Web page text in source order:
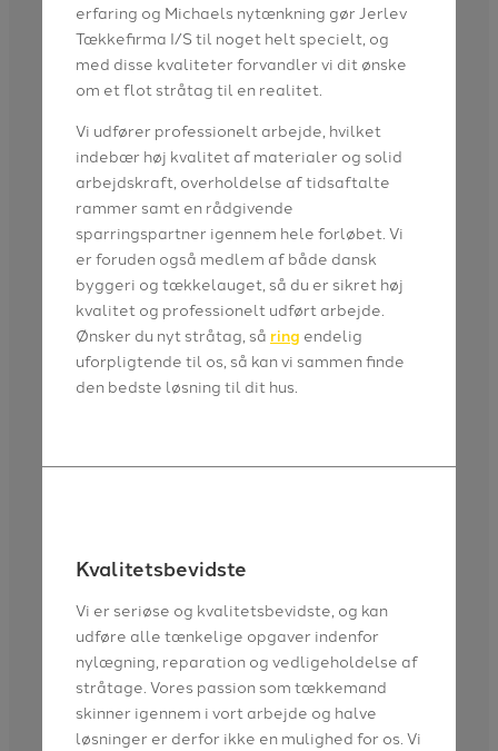
erfaring og Michaels nytænkning gør Jerlev
Tækkefirma I/S til noget helt specielt, og
med disse kvaliteter forvandler vi dit ønske
om et flot stråtag til en realitet.
Vi udfører professionelt arbejde, hvilket
indebær høj kvalitet af materialer og solid
arbejdskraft, overholdelse af tidsaftalte
rammer samt en rådgivende
sparringspartner igennem hele forløbet. Vi
er foruden også medlem af både dansk
byggeri og tækkelauget, så du er sikret høj
kvalitet og professionelt udført arbejde.
Ønsker du nyt stråtag, så ring endelig
uforpligtende til os, så kan vi sammen finde
den bedste løsning til dit hus.
Kvalitetsbevidste
Vi er seriøse og kvalitetsbevidste, og kan
udføre alle tænkelige opgaver indenfor
nylægning, reparation og vedligeholdelse af
stråtage. Vores passion som tækkemand
skinner igennem i vort arbejde og halve
løsninger er derfor ikke en mulighed for os. Vi